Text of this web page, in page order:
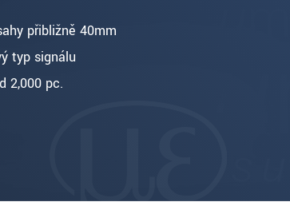
přibližně 40mm
typ signálu
2,000 pc.